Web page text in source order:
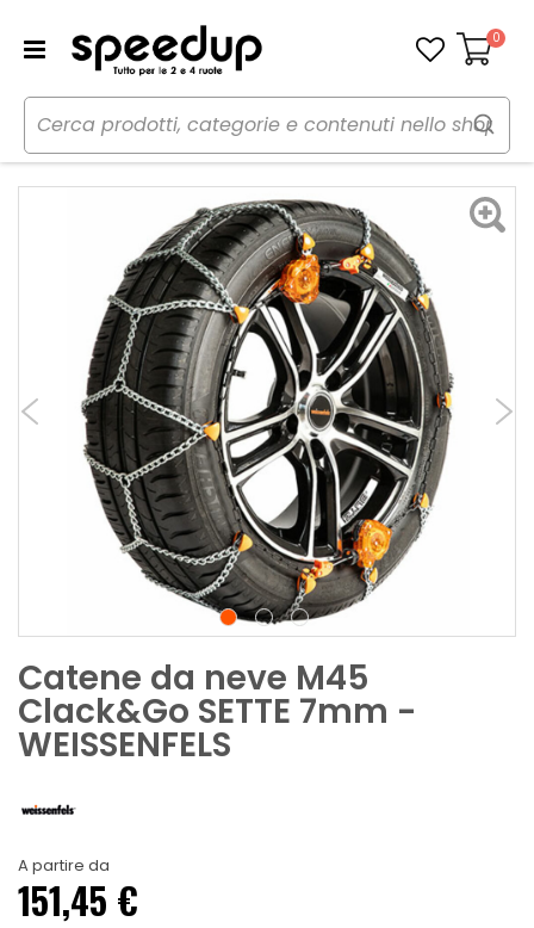
Carrello
0
Home Auto Inverno
Catene neve
Catene da neve M45 Clack&Go SETTE 7mm
Catene da neve M45
Clack&Go SETTE 7mm -
WEISSENFELS
A partire da
151,45 €